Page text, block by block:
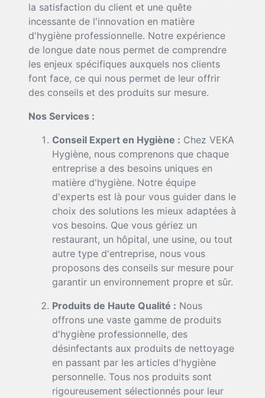
la satisfaction du client et une quête
incessante de l'innovation en matière
d'hygiène professionnelle. Notre expérience
de longue date nous permet de comprendre
les enjeux spécifiques auxquels nos clients
font face, ce qui nous permet de leur offrir
des conseils et des produits sur mesure.
Nos Services :
Conseil Expert en Hygiène : Chez VEKA
Hygiène, nous comprenons que chaque
entreprise a des besoins uniques en
matière d'hygiène. Notre équipe
d'experts est là pour vous guider dans le
choix des solutions les mieux adaptées à
vos besoins. Que vous gériez un
restaurant, un hôpital, une usine, ou tout
autre type d'entreprise, nous vous
proposons des conseils sur mesure pour
garantir un environnement propre et sûr.
Produits de Haute Qualité : Nous
offrons une vaste gamme de produits
d'hygiène professionnelle, des
désinfectants aux produits de nettoyage
en passant par les articles d'hygiène
personnelle. Tous nos produits sont
rigoureusement sélectionnés pour leur